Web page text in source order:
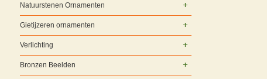
Natuurstenen Ornamenten
Gietijzeren ornamenten
Verlichting
Bronzen Beelden